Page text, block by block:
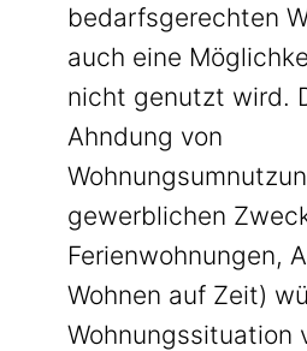
bedarfsgerechten
auch eine
nicht genutzt wird.
Ahndung von
gewerblichen
Ferienwohnungen,
Wohnen auf Zeit)
Wohnungssituation